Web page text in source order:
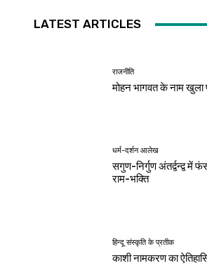
LATEST ARTICLES
राजनीति
मोहन भागवत के नाम खुला
धर्म-दर्शन आलेख
सगुण-निर्गुण अंतर्द्वन्द्व में
राम-भक्ति
हिन्दू संस्कृति के प्रतीक
काशी नामकरण का